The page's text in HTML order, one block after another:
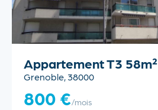
Appartement T3 58m²
Grenoble, 38000
800 €/mois